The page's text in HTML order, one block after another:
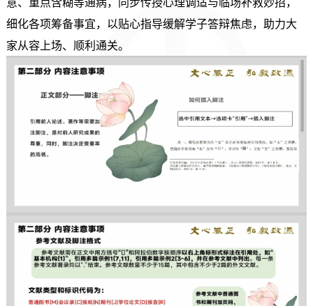
意、重点含糊等通病，同步传授心理调适与临场补救妙招，
细化各项筹备事宜，以贴心指导缓解学子答辩焦虑，助力大
家从容上场、顺利通关。